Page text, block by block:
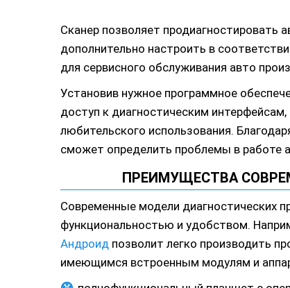
Сканер позволяет продиагностировать
дополнительно настроить в
для сервисного обслуживания авто
Установив нужное программное
доступ к диагностическим
любительского использования.
сможет определить проблемы в работе
ПРЕИМУЩЕСТВА
Современные модели диагностических
функциональностью и удобством.
Андроид позволит легко производить
имеющимся встроенным модулям и